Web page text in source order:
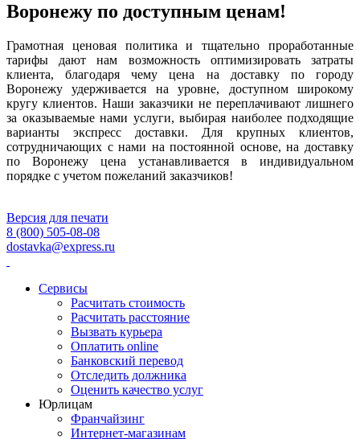
Воронежу по доступным ценам!
Грамотная ценовая политика и тщательно проработанные
тарифы дают нам возможность оптимизировать затраты
клиента, благодаря чему цена на доставку по городу
Воронежу удерживается на уровне, доступном широкому
кругу клиентов. Наши заказчики не переплачивают лишнего
за оказываемые нами услуги, выбирая наиболее подходящие
варианты экспресс доставки. Для крупных клиентов,
сотрудничающих с нами на постоянной основе, на доставку
по Воронежу цена устанавливается в индивидуальном
порядке с учетом пожеланий заказчиков!
Версия для печати
8 (800) 505-08-08
dostavka@express.ru
Сервисы
Расчитать стоимость
Расчитать расстояние
Вызвать курьера
Оплатить online
Банковский перевод
Отследить должника
Оценить качество услуг
Юрлицам
Франчайзинг
Интернет-магазинам